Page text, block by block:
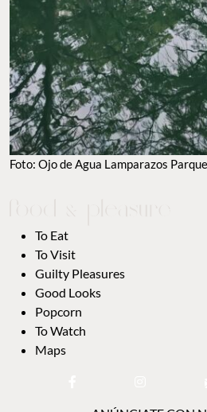
Foto: Ojo de Agua Lamparazos
To Eat
To Visit
Guilty Pleasures
Good Looks
Popcorn
To Watch
Maps